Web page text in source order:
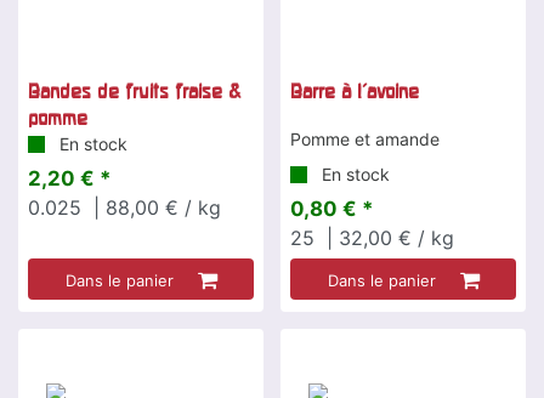
Bandes de fruits fraise &
pomme
En stock
2,20 € *
0.025
| 88,00 € / kg
Dans le panier
Barre à l'avoine
Pomme et amande
En stock
0,80 € *
25
| 32,00 € / kg
Dans le panier